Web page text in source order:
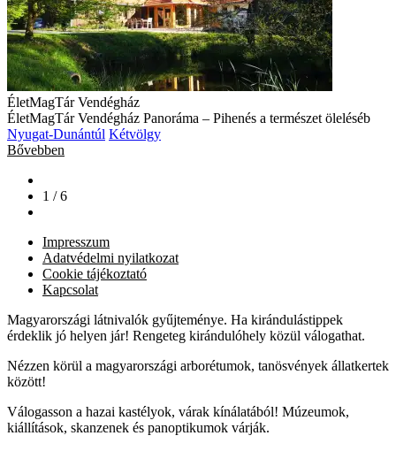
ÉletMagTár Vendégház
ÉletMagTár Vendégház Panoráma – Pihenés a természet öleléséb
Nyugat-Dunántúl Kétvölgy
Bővebben
1 / 6
Impresszum
Adatvédelmi nyilatkozat
Cookie tájékoztató
Kapcsolat
Magyarországi látnivalók gyűjteménye. Ha kirándulástippek
érdeklik jó helyen jár! Rengeteg kirándulóhely közül válogathat.
Nézzen körül a magyarországi arborétumok, tanösvények állatkertek
között!
Válogasson a hazai kastélyok, várak kínálatából! Múzeumok,
kiállítások, skanzenek és panoptikumok várják.